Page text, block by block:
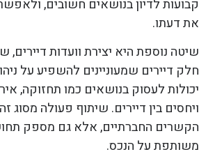
קבועות לדיון בנושאים חשובים,
את דעתו.
שיטה נוספת היא יצירת וועדות דיירים,
חלק דיירים שמעוניינים להשפיע על
יכולות לעסוק בנושאים כמו תחזוקה,
ויחסים בין דיירים. שיתוף פעולה
הקשרים החברתיים, אלא גם מספק
משותפת על הנכס.